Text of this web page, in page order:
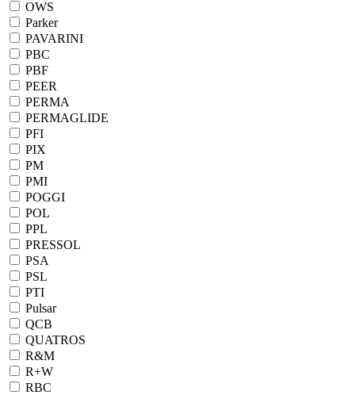
OWS
Parker
PAVARINI
PBC
PBF
PEER
PERMA
PERMAGLIDE
PFI
PIX
PM
PMI
POGGI
POL
PPL
PRESSOL
PSA
PSL
PTI
Pulsar
QCB
QUATROS
R&M
R+W
RBC